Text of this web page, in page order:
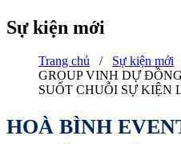
Sự kiện mới
Trang chủ / Sự kiện mới
GROUP VINH DỰ
SUỐT CHUỖI SỰ
HOÀ BÌNH